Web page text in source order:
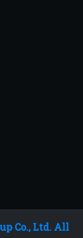
Co., Ltd. All